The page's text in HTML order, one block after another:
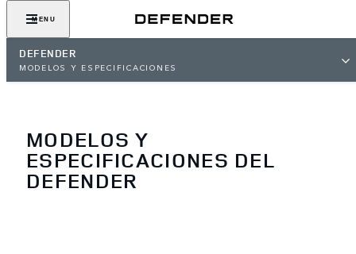
MENU
DEFENDER
MODELOS Y ESPECIFICACIONES
MODELOS Y
ESPECIFICACIONES DEL
DEFENDER